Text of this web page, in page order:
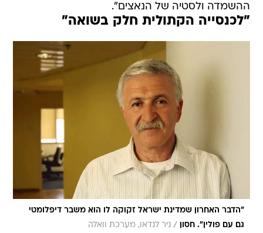
ההשמדה ולסטיה של הנאצים".
"לכנסייה הקתולית חלק בשואה"
"הדבר האחרון שמדינת ישראל זקוקה לו הוא משבר דיפלומטי
גם עם פולין". חסון
/ ניר לנדאו, מערכת וואלה